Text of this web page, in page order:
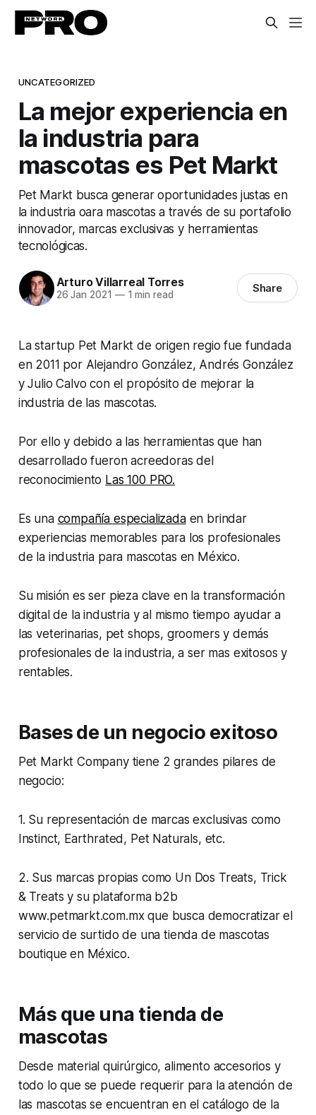
UNCATEGORIZED
La mejor experiencia en
la industria para
mascotas es Pet Markt
Pet Markt busca generar oportunidades justas en
la industria oara mascotas a través de su portafolio
innovador, marcas exclusivas y herramientas
tecnológicas.
Arturo Villarreal Torres
26 Jan 2021 —1 min read Share
La startup Pet Markt de origen regio fue fundada
en 2011 por Alejandro González, Andrés González
y Julio Calvo con el propósito de mejorar la
industria de las mascotas.
Por ello y debido a las herramientas que han
desarrollado fueron acreedoras del
reconocimiento Las 100 PRO.
Es una compañía especializadaen brindar
experiencias memorables para los profesionales
de la industria para mascotas en México.
Su misión es ser pieza clave en la transformación
digital de la industria y al mismo tiempo ayudar a
las veterinarias, pet shops, groomers y demás
profesionales de la industria, a ser mas exitosos y
rentables.
Bases de un negocio exitoso
Pet Markt Company tiene 2 grandes pilares de
negocio:
1. Su representación de marcas exclusivas como
Instinct, Earthrated, Pet Naturals, etc.
2. Sus marcas propias como Un Dos Treats, Trick
& Treats y su plataforma b2b
www.petmarkt.com.mx que busca democratizar el
servicio de surtido de una tienda de mascotas
boutique en México.
Más que una tienda de
mascotas
Desde material quirúrgico, alimento accesorios y
todo lo que se puede requerir para la atención de
las mascotas se encuentran en el catálogo de la